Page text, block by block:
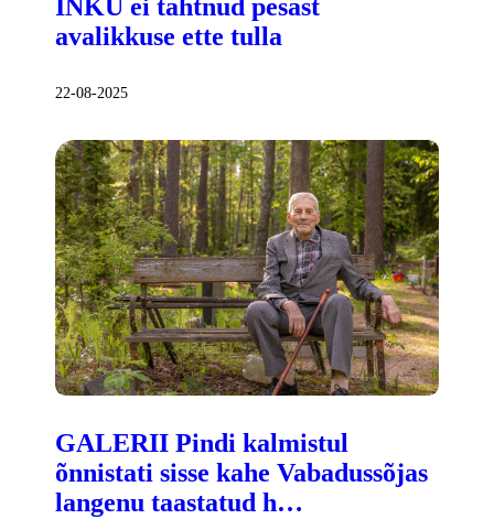
INKU ei tahtnud pesast
avalikkuse ette tulla
22-08-2025
GALERII Pindi kalmistul
õnnistati sisse kahe Vabadussõjas
langenu taastatud h…